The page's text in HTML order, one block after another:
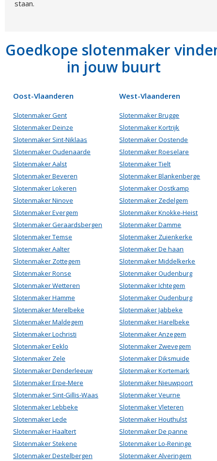
staan.
Goedkope slotenmaker
in jouw buurt
Oost-Vlaanderen
Slotenmaker Gent
Slotenmaker Deinze
Slotenmaker Sint-Niklaas
Slotenmaker Oudenaarde
Slotenmaker Aalst
Slotenmaker Beveren
Slotenmaker Lokeren
Slotenmaker Ninove
Slotenmaker Evergem
Slotenmaker Geraardsbergen
Slotenmaker Temse
Slotenmaker Aalter
Slotenmaker Zottegem
Slotenmaker Ronse
Slotenmaker Wetteren
Slotenmaker Hamme
Slotenmaker Merelbeke
Slotenmaker Maldegem
Slotenmaker Lochristi
Slotenmaker Eeklo
Slotenmaker Zele
Slotenmaker Denderleeuw
Slotenmaker Erpe-Mere
Slotenmaker Sint-Gillis-Waas
Slotenmaker Lebbeke
Slotenmaker Lede
Slotenmaker Haaltert
Slotenmaker Stekene
Slotenmaker Destelbergen
West-Vlaanderen
Slotenmaker Brugge
Slotenmaker Kortrijk
Slotenmaker Oostende
Slotenmaker Roeselare
Slotenmaker Tielt
Slotenmaker Blankenberge
Slotenmaker Oostkamp
Slotenmaker Zedelgem
Slotenmaker Knokke-Heist
Slotenmaker Damme
Slotenmaker Zuienkerke
Slotenmaker De haan
Slotenmaker Middelkerke
Slotenmaker Oudenburg
Slotenmaker Ichtegem
Slotenmaker Oudenburg
Slotenmaker Jabbeke
Slotenmaker Harelbeke
Slotenmaker Anzegem
Slotenmaker Zwevegem
Slotenmaker Diksmuide
Slotenmaker Kortemark
Slotenmaker Nieuwpoort
Slotenmaker Veurne
Slotenmaker Vleteren
Slotenmaker Houthulst
Slotenmaker De panne
Slotenmaker Lo-Reninge
Slotenmaker Alveringem